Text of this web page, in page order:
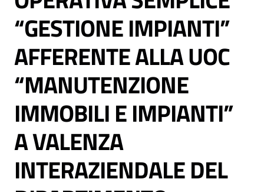
C
r
t
a
d
e
i
“GESTIONE IMPIANTI”
AFFERENTE ALLA UOC
“MANUTENZIONE
IMMOBILI E IMPIANTI”
A VALENZA
INTERAZIENDALE DEL